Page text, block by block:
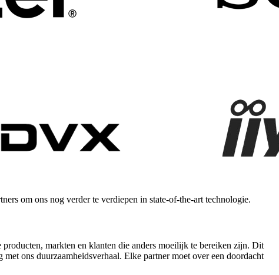
om ons nog verder te verdiepen in state-of-the-art technologie.
markten en klanten die anders moeilijk te bereiken zijn. Dit
ons duurzaamheidsverhaal. Elke partner moet over een doordacht